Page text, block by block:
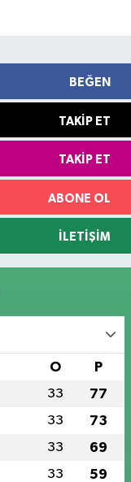
BEĞEN
TAKIP ET
TAKIP ET
ABONE OL
İLETIŞIM
O P
33 77
33 73
33 69
33 59